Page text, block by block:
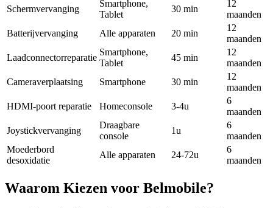
Schermvervanging
Smartphone,
Tablet
30 min
12
maanden
Batterijvervanging
Alle apparaten 20 min
12
maanden
Laadconnectorreparatie
Smartphone,
Tablet
45 min
12
maanden
Cameraverplaatsing
Smartphone 30 min
12
maanden
HDMI-poort reparatie
Homeconsole 3-4u
6
maanden
Joystickvervanging
Draagbare
console
1u
6
maanden
Moederbord
desoxidatie
Alle apparaten 24-72u
6
maanden
Waarom Kiezen voor Belmobile?